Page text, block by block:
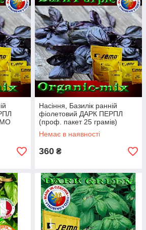
Насіння, Базилік ранній
фіолетовий ДАРК ПЕРПЛ
(проф. пакет 25 грамів)
SEMO (Чехія)
Немає в наявності
360 ₴